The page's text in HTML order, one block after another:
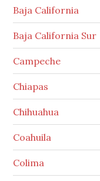
Baja California
Baja California Sur
Campeche
Chiapas
Chihuahua
Coahuila
Colima